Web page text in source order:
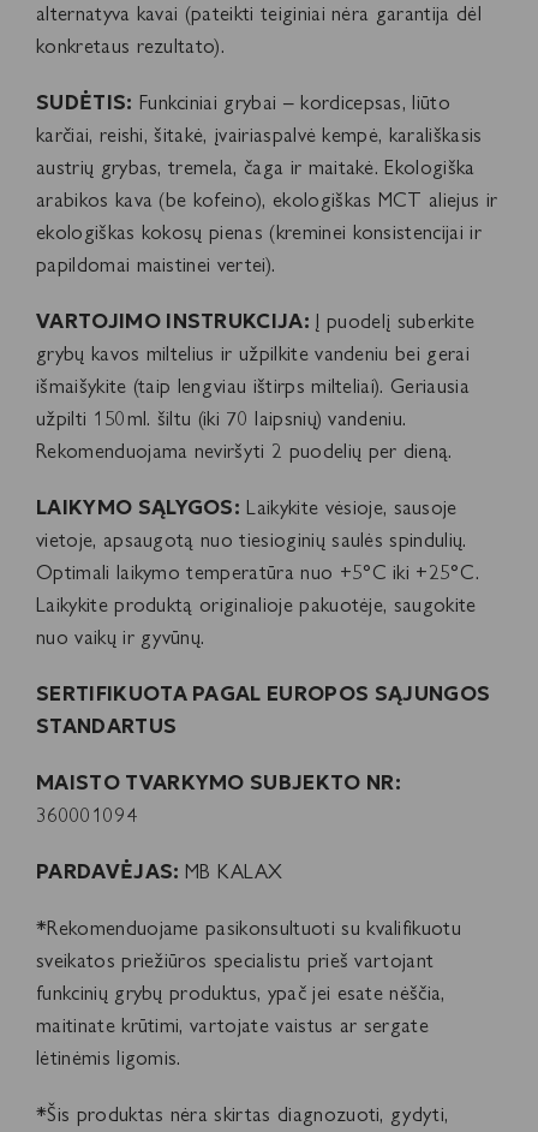
alternatyva kavai (pateikti teiginiai nėra garantija dėl
konkretaus rezultato).
SUDĖTIS: Funkciniai grybai – kordicepsas, liūto
karčiai, reishi, šitakė, įvairiaspalvė kempė, karališkasis
austrių grybas, tremela, čaga ir maitakė. Ekologiška
arabikos kava (be kofeino), ekologiškas MCT aliejus ir
ekologiškas kokosų pienas (kreminei konsistencijai ir
papildomai maistinei vertei).
VARTOJIMO INSTRUKCIJA: Į puodelį suberkite
grybų kavos miltelius ir užpilkite vandeniu bei gerai
išmaišykite (taip lengviau ištirps milteliai). Geriausia
užpilti 150ml. šiltu (iki 70 laipsnių) vandeniu.
Rekomenduojama neviršyti 2 puodelių per dieną.
LAIKYMO SĄLYGOS: Laikykite vėsioje, sausoje
vietoje, apsaugotą nuo tiesioginių saulės spindulių.
Optimali laikymo temperatūra nuo +5°C iki +25°C.
Laikykite produktą originalioje pakuotėje, saugokite
nuo vaikų ir gyvūnų.
SERTIFIKUOTA PAGAL EUROPOS SĄJUNGOS
STANDARTUS
MAISTO TVARKYMO SUBJEKTO NR:
360001094
PARDAVĖJAS: MB KALAX
*Rekomenduojame pasikonsultuoti su kvalifikuotu
sveikatos priežiūros specialistu prieš vartojant
funkcinių grybų produktus, ypač jei esate nėščia,
maitinate krūtimi, vartojate vaistus ar sergate
lėtinėmis ligomis.
*Šis produktas nėra skirtas diagnozuoti, gydyti,